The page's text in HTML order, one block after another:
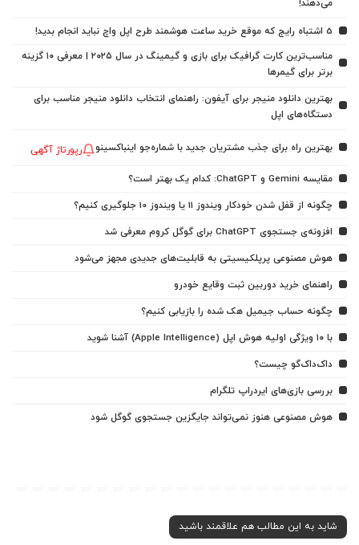
می‌دهند!
5 اشتباه رایج که موقع خرید ساعت هوشمند طرح اپل واچ نباید انجام بدید!
مناسب‌ترین کارت گرافیک برای بازی و گیمینگ در سال ۲۰۲۵ | معرفی ۱۰ گزینه
برتر برای گیمرها
بهترین دانلود منیجر برای آیفون: راهنمای انتخاب دانلود منیجر مناسب برای
دستگاه‌های اپل
بهترین راه برای جذب مشتریان جدید با شماره‌جو اینباکسینو رپورتاژ آگهی
مقایسه Gemini و ChatGPT: کدام یک بهتر است؟
چگونه از قفل شدن خودکار ویندوز 11 یا ویندوز 10 جلوگیری کنیم؟
افزونه‌ی جستجوی ChatGPT برای گوگل کروم معرفی شد
هوش مصنوعی پرپلکیسیتی به قابلیت‌های جدیدی مجهز می‌شود
راهنمای خرید دوربین ثبت وقایع خودرو
چگونه حساب جیمیل هک شده را بازیابی کنیم؟
با ۱۰ ویژگی اولیه هوش اپل (Apple Intelligence) آشنا شوید
داک‌داک‌گو چیست؟
بررسی بازی‌های ایردراپ تلگرام
هوش مصنوعی هنوز نمی‌تواند جایگزین جستجوی گوگل شود
شاید به این مطالب هم علاقمند باشید